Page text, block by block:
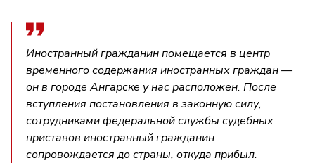
Иностранный гражданин помещается в центр
временного содержания иностранных граждан —
он в городе Ангарске у нас расположен. После
вступления постановления в законную силу,
сотрудниками федеральной службы судебных
приставов иностранный гражданин
сопровождается до страны, откуда прибыл.